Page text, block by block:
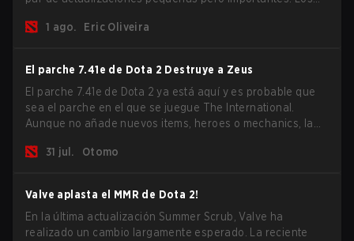
de desglose post-partida y ahora todos los jugadores
que no son héroes por separado.
1 ago. Eric Oliveira
El parche 7.41e de Dota 2 Destruye a Zeus
El parche 7.41e de Dota 2 ya está aquí y es probable que
sea el parche en el que se juegue The International.
Aunque no añade nuevos items, heroes o mechanics, la
los mayores problemas del juego.
31 jul. Otomo
Valve aplasta el MMR de Dota 2!
En la última actualización Summer Scrub, Valve ha
realizado un cambio largamente esperado. La reciente